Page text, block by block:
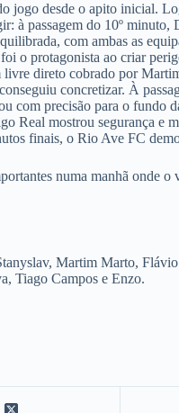
jogo desde o apito inicial.
à passagem do 10º
com ambas as
o protagonista ao criar
direto cobrado por
concretizar. À
com precisão para o
Real mostrou segurança
finais, o Rio Ave FC
numa manhã onde
Martim Marto,
Tiago Campos e Enzo.